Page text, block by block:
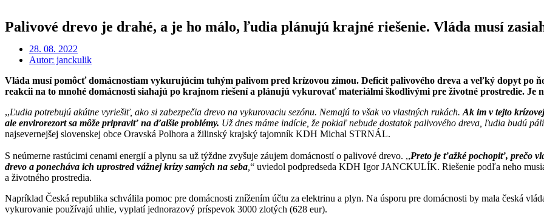
Palivové drevo je drahé, a je ho málo, ľudia plánujú krajné riešenie. Vláda musí
28. 08. 2022
Autor: janckulik
Vláda musí pomôcť domácnostiam vykurujúcim tuhým palivom pred krízovou zimou. Deficit palivového dreva a veľký dopyt po
reakcii na to mnohé domácnosti siahajú po krajnom riešení a plánujú vykurovať materiálmi škodlivými pre životné prostredie. Je
,,Ľudia potrebujú akútne vyriešiť, ako si zabezpečia drevo na vykurovaciu sezónu. Nemajú to však vo vlastných rukách. Ak im v tejto
ale envirorezort sa môže pripraviť na ďalšie problémy. Už dnes máme indície, že pokiaľ nebude dostatok palivového dreva, ľudia budú
najsevernejšej slovenskej obce Oravská Polhora a žilinský krajský tajomník KDH Michal STRNÁL.
S neúmerne rastúcimi cenami energií a plynu sa už týždne zvyšuje záujem domácností o palivové drevo. ,,Preto je ťažké pochopiť, prečo
drevo a ponecháva ich uprostred vážnej krízy samých na seba “ uviedol podpredseda KDH Igor JANCKULÍK. Riešenie podľa neho
a životného prostredia.
Napríklad Česká republika schválila pomoc pre domácnosti znížením účtu za elektrinu a plyn. Na úsporu pre domácnosti by mala česká
vykurovanie používajú uhlie, vyplatí jednorazový príspevok 3000 zlotých (628 eur).